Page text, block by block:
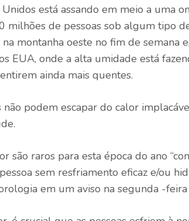
está assando em meio a uma
milhões de pessoas sob algum tipo
montanha oeste no fim de semana
EUA, onde a alta umidade está
ainda mais quentes.
não podem escapar do calor
são raros para esta época do ano
sem resfriamento eficaz e/ou
em um aviso na segunda -feira